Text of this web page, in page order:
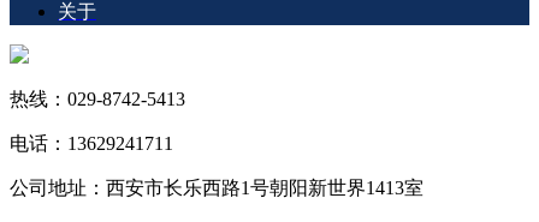
关于
热线：029-8742-5413
电话：13629241711
公司地址：西安市长乐西路1号朝阳新世界1413室